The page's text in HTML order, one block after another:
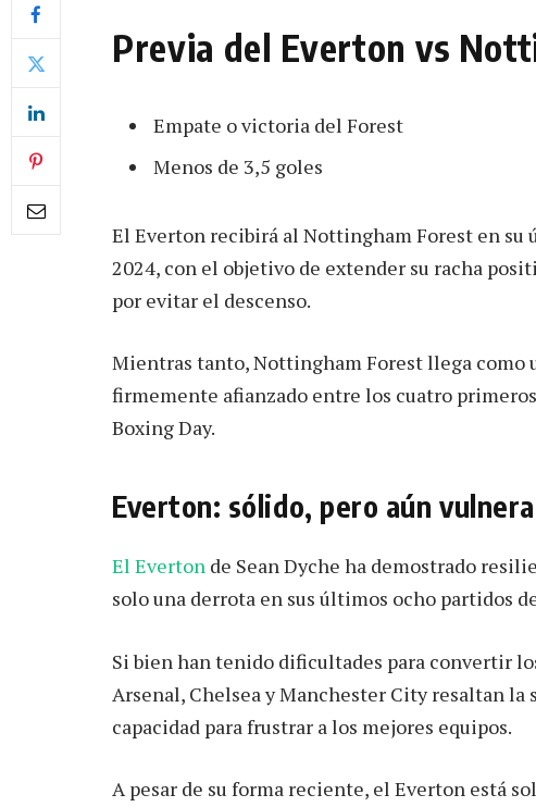
Previa del Everton vs
Empate o victoria del Forest
Menos de 3,5 goles
El Everton recibirá al Nottingham Forest en su
2024, con el objetivo de extender su racha
por evitar el descenso.
Mientras tanto, Nottingham Forest llega como
firmemente afianzado entre los cuatro
Boxing Day.
Everton: sólido, pero aún
El Everton de Sean Dyche ha demostrado
solo una derrota en sus últimos ocho partidos
Si bien han tenido dificultades para convertir
Arsenal, Chelsea y Manchester City resaltan la
capacidad para frustrar a los mejores equipos.
A pesar de su forma reciente, el Everton está